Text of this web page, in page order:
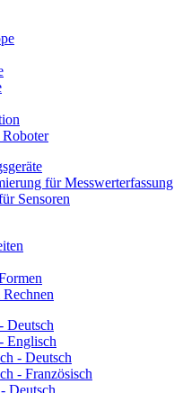
für Messwerterfassung
Sensoren
Deutsch
Englisch
- Deutsch
- Französisch
Deutsch